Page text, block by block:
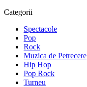
Categorii
Spectacole
Pop
Rock
Muzica de Petrecere
Hip Hop
Pop Rock
Turneu